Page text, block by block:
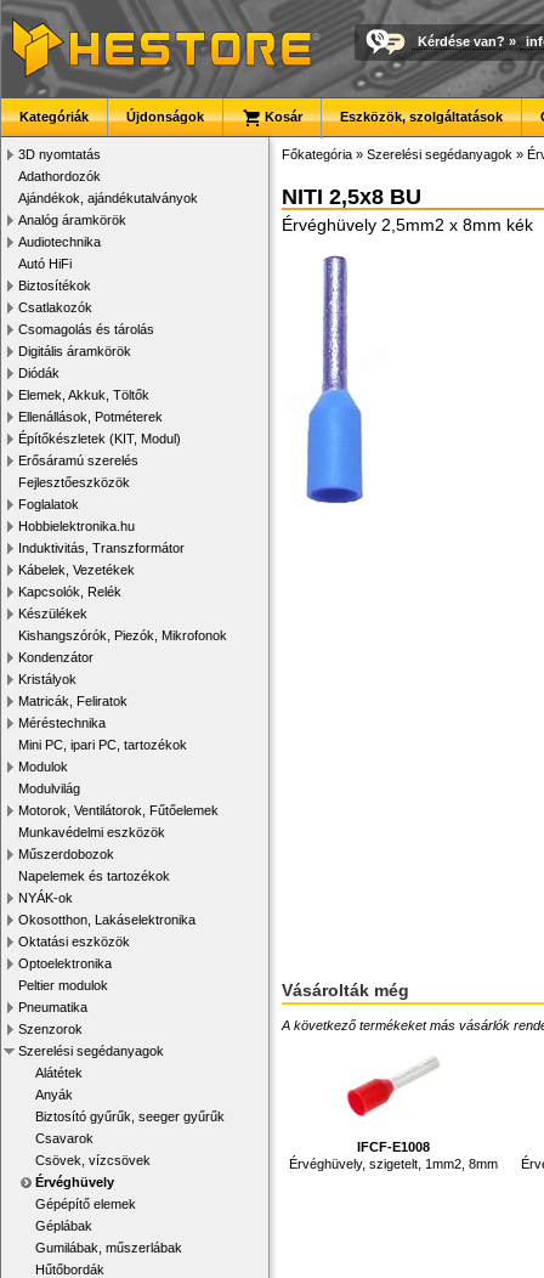
Kérdése van? »
Kategóriák Újdonságok Kosár Eszközök, szolgáltatások
3D nyomtatás
Adathordozók
Ajándékok, ajándékutalványok
Analóg áramkörök
Audiotechnika
Autó HiFi
Biztosítékok
Csatlakozók
Csomagolás és tárolás
Digitális áramkörök
Diódák
Elemek, Akkuk, Töltők
Ellenállások, Potméterek
Építőkészletek (KIT, Modul)
Erősáramú szerelés
Fejlesztőeszközök
Foglalatok
Hobbielektronika.hu
Induktivitás, Transzformátor
Kábelek, Vezetékek
Kapcsolók, Relék
Készülékek
Kishangszórók, Piezók, Mikrofonok
Kondenzátor
Kristályok
Matricák, Feliratok
Méréstechnika
Mini PC, ipari PC, tartozékok
Modulok
Modulvilág
Motorok, Ventilátorok, Fűtőelemek
Munkavédelmi eszközök
Műszerdobozok
Napelemek és tartozékok
NYÁK-ok
Okosotthon, Lakáselektronika
Oktatási eszközök
Optoelektronika
Peltier modulok
Pneumatika
Szenzorok
Szerelési segédanyagok
Alátétek
Anyák
Biztosító gyűrűk, seeger gyűrűk
Csavarok
Csövek, vízcsövek
Érvéghüvely
Gépépítő elemek
Géplábak
Gumilábak, műszerlábak
Hűtőbordák
Főkategória » Szerelési segédanyagok »
NITI 2,5x8 BU
Érvéghüvely 2,5mm2 x 8mm kék
Vásárolták még
A következő termékeket más vásárlók
IFCF-E1008
Érvéghüvely, szigetelt, 1mm2, 8mm